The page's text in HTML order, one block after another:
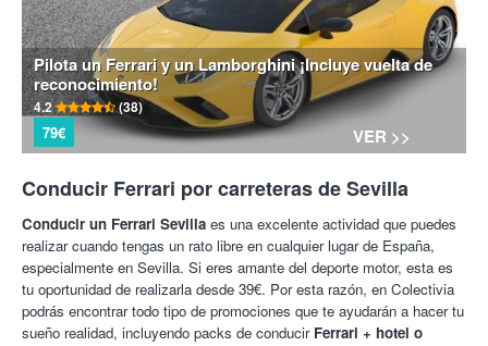
Pilota un Ferrari y un Lamborghini ¡Incluye vuelta de
reconocimiento!
4.2 (38)
79€ VER >>
Conducir Ferrari por carreteras de Sevilla
Conducir un Ferrari Sevilla es una excelente actividad que puedes
realizar cuando tengas un rato libre en cualquier lugar de España,
especialmente en Sevilla. Si eres amante del deporte motor, esta es
tu oportunidad de realizarla desde 39€. Por esta razón, en Colectivia
podrás encontrar todo tipo de promociones que te ayudarán a hacer tu
sueño realidad, incluyendo packs de conducir Ferrari + hotel o